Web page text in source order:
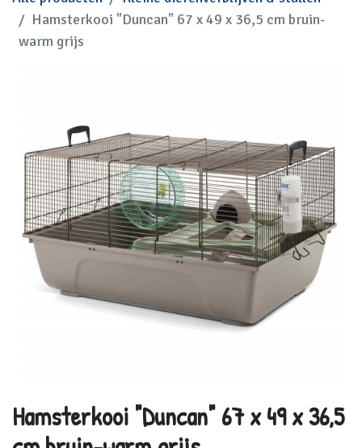
Hamsterkooi "Duncan" 67 x 49 x 36,5 cm bruin-
warm grijs
Hamsterkooi "Duncan" 67 x 49 x 36,5